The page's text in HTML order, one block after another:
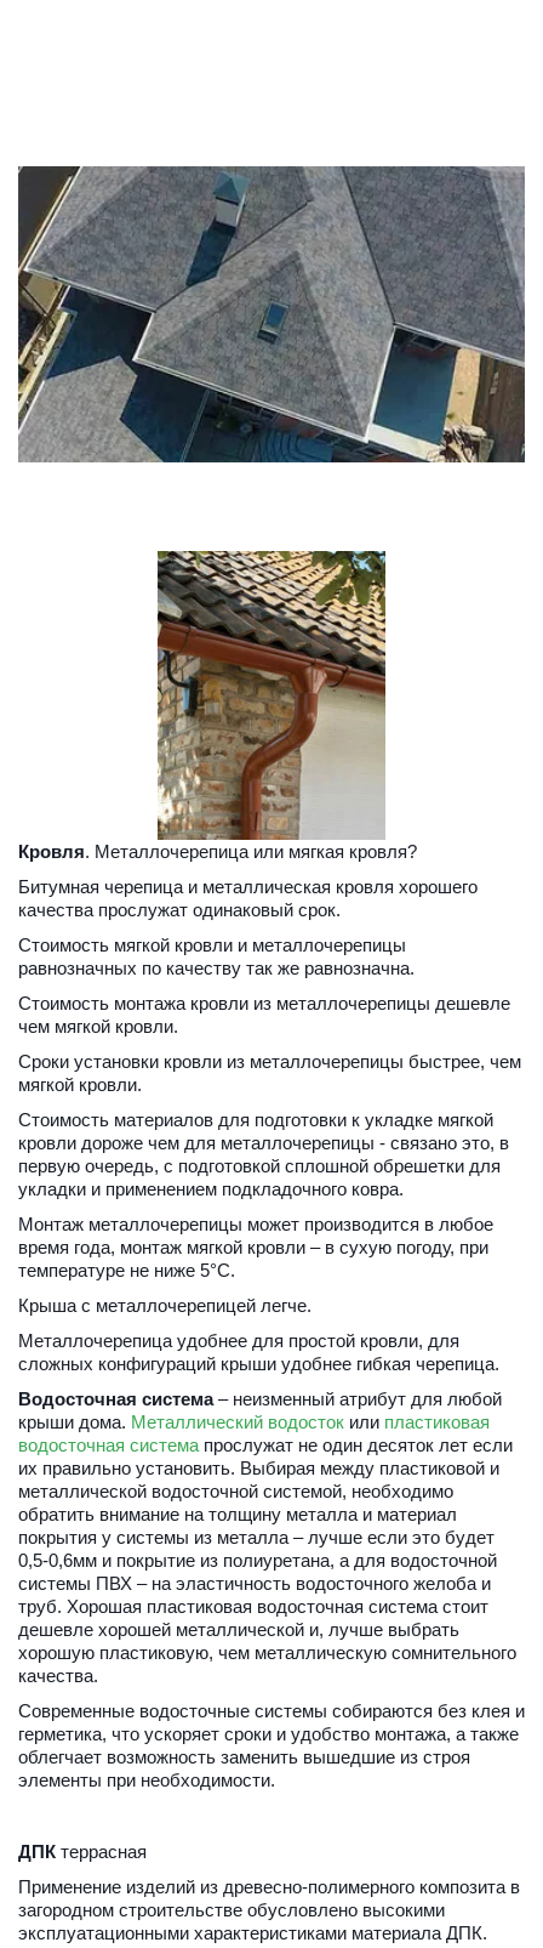
Кровля. Металлочерепица или мягкая кровля?
Битумная черепица и металлическая кровля хорошего
качества прослужат одинаковый срок.
Стоимость мягкой кровли и металлочерепицы
равнозначных по качеству так же равнозначна.
Стоимость монтажа кровли из металлочерепицы дешевле
чем мягкой кровли.
Сроки установки кровли из металлочерепицы быстрее, чем
мягкой кровли.
Стоимость материалов для подготовки к укладке мягкой
кровли дороже чем для металлочерепицы - связано это, в
первую очередь, с подготовкой сплошной обрешетки для
укладки и применением подкладочного ковра.
Монтаж металлочерепицы может производится в любое
время года, монтаж мягкой кровли – в сухую погоду, при
температуре не ниже 5°С.
Крыша с металлочерепицей легче.
Металлочерепица удобнее для простой кровли, для
сложных конфигураций крыши удобнее гибкая черепица.
Водосточная система – неизменный атрибут для любой
крыши дома. Металлический водосток или пластиковая
водосточная система прослужат не один десяток лет если
их правильно установить. Выбирая между пластиковой и
металлической водосточной системой, необходимо
обратить внимание на толщину металла и материал
покрытия у системы из металла – лучше если это будет
0,5-0,6мм и покрытие из полиуретана, а для водосточной
системы ПВХ – на эластичность водосточного желоба и
труб. Хорошая пластиковая водосточная система стоит
дешевле хорошей металлической и, лучше выбрать
хорошую пластиковую, чем металлическую сомнительного
качества.
Современные водосточные системы собираются без клея и
герметика, что ускоряет сроки и удобство монтажа, а также
облегчает возможность заменить вышедшие из строя
элементы при необходимости.
ДПК террасная
Применение изделий из древесно-полимерного композита в
загородном строительстве обусловлено высокими
эксплуатационными характеристиками материала ДПК.